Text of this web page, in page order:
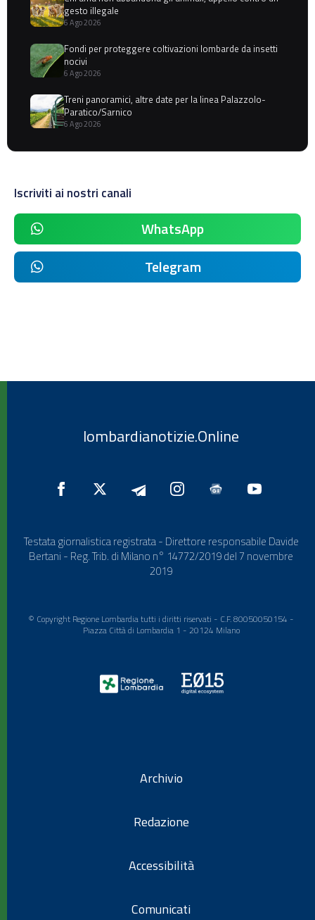
gesto illegale
6 Ago 2026
Fondi per proteggere coltivazioni lombarde da insetti
nocivi
6 Ago 2026
Treni panoramici, altre date per la linea Palazzolo-
Paratico/Sarnico
6 Ago 2026
Iscriviti ai nostri canali
WhatsApp
Telegram
lombardianotizie.Online
Testata giornalistica registrata - Direttore responsabile Davide
Bertani - Reg. Trib. di Milano n° 14772/2019 del 7 novembre
2019
© Copyright Regione Lombardia tutti i diritti riservati - C.F. 80050050154 -
Piazza Città di Lombardia 1 - 20124 Milano
Archivio
Redazione
Accessibilità
Comunicati